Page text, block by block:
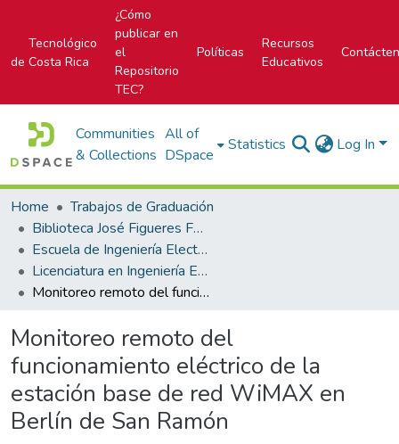
Tecnológico
de Costa Rica
¿Cómo
publicar en
el
Repositorio
TEC?
Políticas
Recursos
Educativos
Communities
& Collections
All of
DSpace
Statistics Log In
Home
Trabajos de Graduación
Biblioteca José Figueres Ferrer
Escuela de Ingeniería Electrónica
Licenciatura en Ingeniería Electrónica
Monitoreo remoto del funcionamiento eléctrico de la estación base de red WiMAX en Berlín de San Ramón
Monitoreo remoto del
funcionamiento eléctrico de la
estación base de red WiMAX en
Berlín de San Ramón